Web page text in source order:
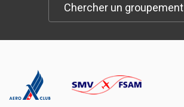
Chercher un groupement